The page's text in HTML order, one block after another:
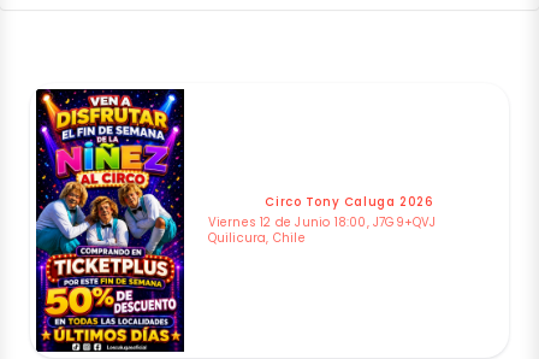
Circo Tony Caluga 2026
Viernes 12 de Junio 18:00, J7G9+QVJ
Quilicura, Chile